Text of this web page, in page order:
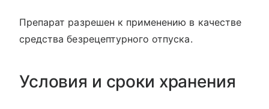
Препарат разрешен к применению в качестве
средства безрецептурного отпуска.
Условия и сроки хранения